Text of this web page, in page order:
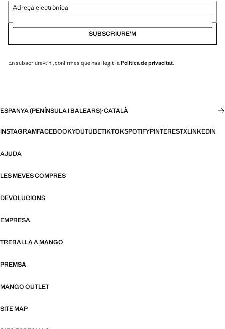
Adreça electrònica
SUBSCRIURE'M
En subscriure-t'hi, confirmes que has llegit la Política de privacitat.
ESPANYA (PENÍNSULA I BALEARS)·CATALÀ
INSTAGRAMFACEBOOKYOUTUBETIKTOKSPOTIFYPINTERESTXLINKEDIN
AJUDA
LES MEVES COMPRES
DEVOLUCIONS
EMPRESA
TREBALLA A MANGO
PREMSA
MANGO OUTLET
SITE MAP